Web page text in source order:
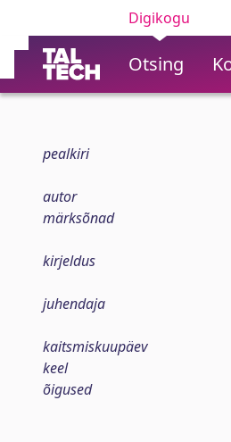
Digikogu
Otsing
pealkiri
autor
märksõnad
kirjeldus
juhendaja
kaitsmiskuupäev
keel
õigused